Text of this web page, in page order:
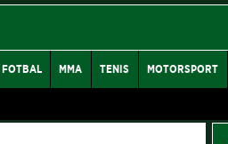
FOTBAL MMA TENIS MOTORSPORT